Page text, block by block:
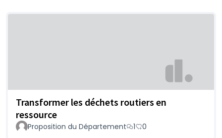
Transformer les déchets routiers en
ressource
Proposition du Département 1 0